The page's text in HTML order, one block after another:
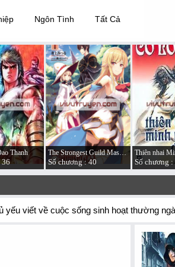
Ngôn Tình Tất Cả
Thanh
36
The Strongest Guild Master Founded a Nation in a Week
Số chương : 40
Thiên nhai
Số chương :
viết về cuộc sống sinh hoạt thường